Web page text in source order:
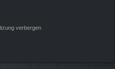
verbergen